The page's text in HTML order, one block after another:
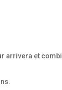
arrivera et